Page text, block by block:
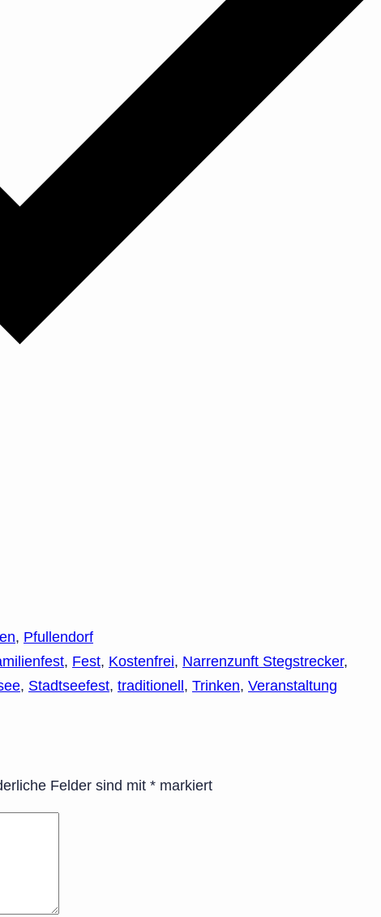
, Pfullendorf
, Fest, Kostenfrei, Narrenzunft Stegstrecker,
, Stadtseefest, traditionell, Trinken, Veranstaltung
Felder sind mit * markiert